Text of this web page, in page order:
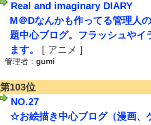
Real and imaginary DIARY
M＠Dなんかも作ってる管理人
題中心ブログ。フラッシュやイ
ます。
[ アニメ ]
管理者： gumi
第103位
NO.27
☆お絵描き中心ブログ（漫画、